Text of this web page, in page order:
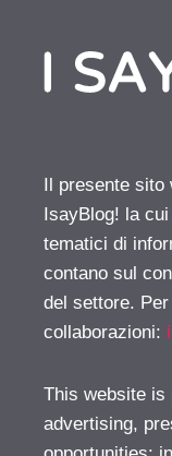
Il presente sito
IsayBlog! la
tematici di
contano sul
del settore.
collaborazioni:
This website is
advertising,